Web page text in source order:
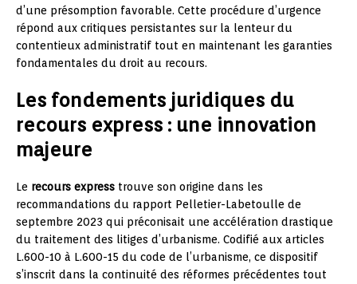
d’une présomption favorable. Cette procédure d’urgence
répond aux critiques persistantes sur la lenteur du
contentieux administratif tout en maintenant les garanties
fondamentales du droit au recours.
Les fondements juridiques du
recours express : une innovation
majeure
Le recours express trouve son origine dans les
recommandations du rapport Pelletier-Labetoulle de
septembre 2023 qui préconisait une accélération drastique
du traitement des litiges d’urbanisme. Codifié aux articles
L.600-10 à L.600-15 du code de l’urbanisme, ce dispositif
s’inscrit dans la continuité des réformes précédentes tout